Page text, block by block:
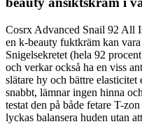
Cosrx Advanced Snail 92 All
en k-beauty fuktkräm kan
Snigelsekretet (hela 92
och verkar också ha en viss
slätare hy och bättre
snabbt, lämnar ingen hinna
testat den på både fetare T-
lyckas balansera huden utan